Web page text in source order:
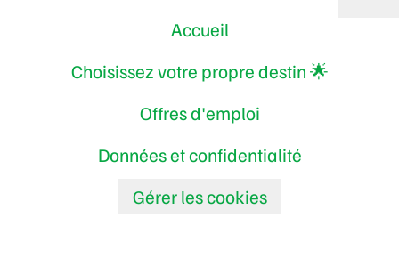
Accueil
Choisissez votre propre destin 🌟
Offres d'emploi
Données et confidentialité
Gérer les cookies